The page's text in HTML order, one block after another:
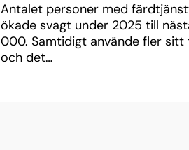
Antalet personer med
ökade svagt under 2025 till
000. Samtidigt använde fler sitt
och det…